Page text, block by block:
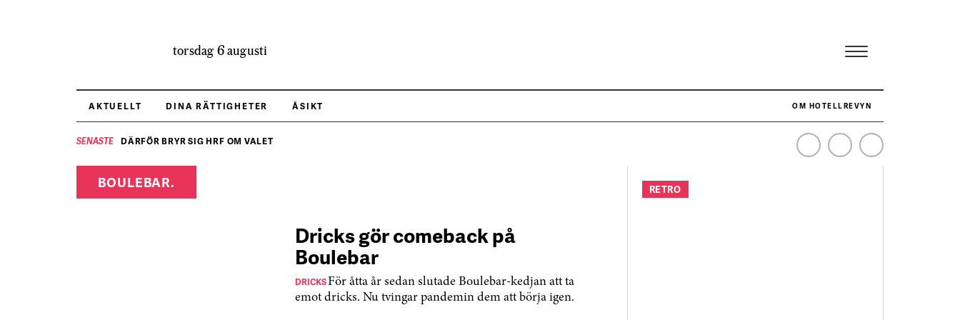
torsdag 6 augusti
AKTUELLT DINA RÄTTIGHETER ÅSIKT OM HOTELLREVYN
SENASTE DÄRFÖR BRYR SIG HRF OM VALET NÄR HOTELLREVYN SLOG SVENSKT REKORD I SIMPELHET
BOULEBAR.
Dricks gör comeback på
Boulebar
DRICKSFör åtta år sedan slutade Boulebar-kedjan att ta
emot dricks. Nu tvingar pandemin dem att börja igen.
RETRO